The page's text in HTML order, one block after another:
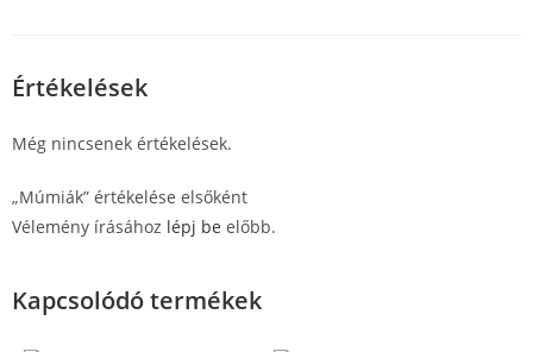
Értékelések
Még nincsenek értékelések.
„Múmiák” értékelése elsőként
Vélemény írásához lépj be előbb.
Kapcsolódó termékek